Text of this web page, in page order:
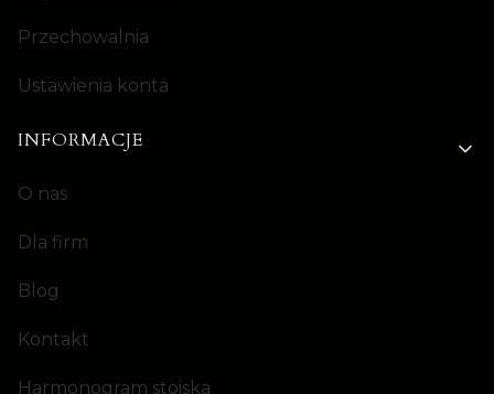
Przechowalnia
Ustawienia konta
INFORMACJE
O nas
Dla firm
Blog
Kontakt
Harmonogram stoiska